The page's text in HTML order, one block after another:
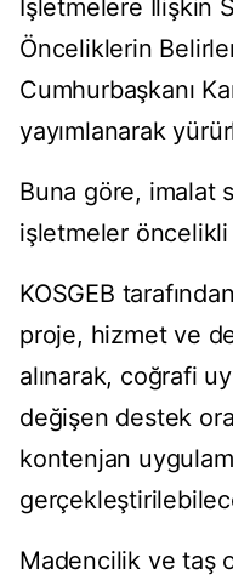
İşletmelere İlişkin
Önceliklerin
Cumhurbaşkanı
yayımlanarak
Buna göre, imalat
işletmeler
KOSGEB
proje, hizmet ve
alınarak, coğrafi
değişen destek
kontenjan
Madencilik ve taş